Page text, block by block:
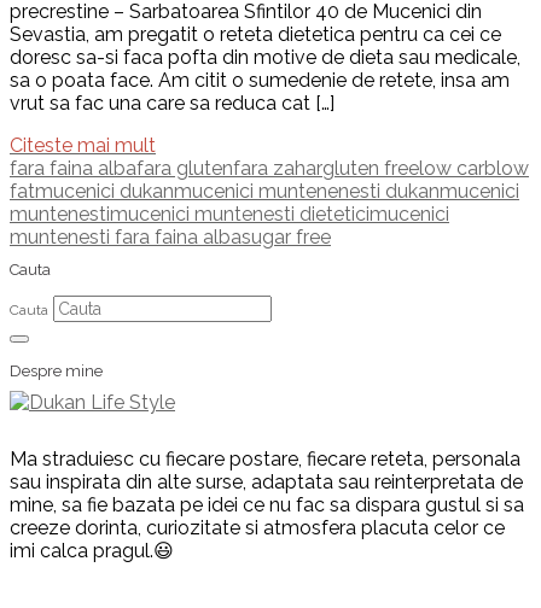
precrestine – Sarbatoarea Sfintilor 40 de Mucenici din
Sevastia, am pregatit o reteta dietetica pentru ca cei ce
doresc sa-si faca pofta din motive de dieta sau medicale,
sa o poata face. Am citit o sumedenie de retete, insa am
vrut sa fac una care sa reduca cat […]
Citeste mai mult
fara faina albafara glutenfara zahargluten freelow carblow
fatmucenici dukanmucenici muntenenesti dukanmucenici
muntenestimucenici muntenesti dieteticimucenici
muntenesti fara faina albasugar free
Cauta
Cauta
Despre mine
Ma straduiesc cu fiecare postare, fiecare reteta, personala
sau inspirata din alte surse, adaptata sau reinterpretata de
mine, sa fie bazata pe idei ce nu fac sa dispara gustul si sa
creeze dorinta, curiozitate si atmosfera placuta celor ce
imi calca pragul.😃